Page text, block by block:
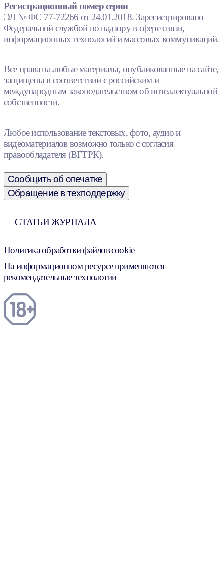
Регистрационный номер серии
ЭЛ № ФС 77-72266 от 24.01.2018. Зарегистрировано
Федеральной службой по надзору в сфере связи,
информационных технологий и массовых коммуникаций.
Все права на любые материалы, опубликованные на сайте,
защищены в соответствии с российским и
международным законодательством об интеллектуальной
собственности.
Любое использование текстовых, фото, аудио и
видеоматериалов возможно только с согласия
правообладателя (ВГТРК).
Сообщить об опечатке
Обращение в техподдержку
СТАТЬИ ЖУРНАЛА
Политика обработки файлов cookie
На информационном ресурсе применяются
рекомендательные технологии